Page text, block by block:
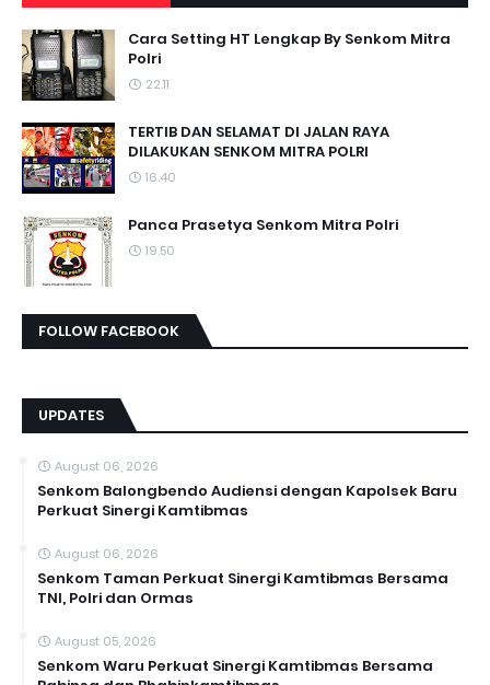
Cara Setting HT Lengkap By Senkom Mitra
Polri
22.11
TERTIB DAN SELAMAT DI JALAN RAYA
DILAKUKAN SENKOM MITRA POLRI
16.40
Panca Prasetya Senkom Mitra Polri
19.50
FOLLOW FACEBOOK
UPDATES
August 06, 2026
Senkom Balongbendo Audiensi dengan Kapolsek Baru
Perkuat Sinergi Kamtibmas
August 06, 2026
Senkom Taman Perkuat Sinergi Kamtibmas Bersama
TNI, Polri dan Ormas
August 05, 2026
Senkom Waru Perkuat Sinergi Kamtibmas Bersama